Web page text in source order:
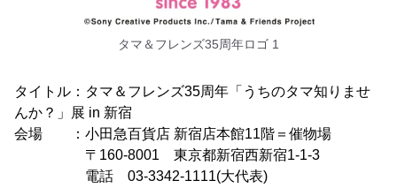
タマ＆フレンズ35周年ロゴ 1
タイトル：タマ＆フレンズ35周年「うちのタマ知りませ
んか？」展 in 新宿
会場 ：小田急百貨店 新宿店本館11階＝催物場
〒160-8001 東京都新宿西新宿1-1-3
電話 03-3342-1111(大代表)